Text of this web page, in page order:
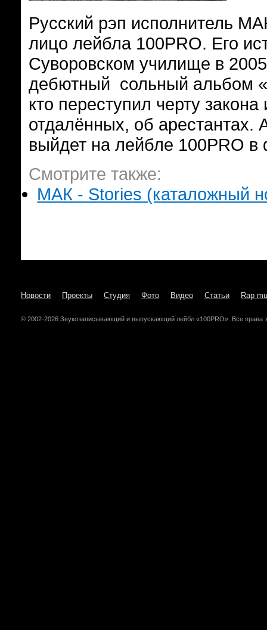
Русский рэп исполнитель
лицо лейбла 100PRO. Его
Суворовском училище в
дебютный сольный альбом
кто переступил черту
отдалённых, об
выйдет на лейбле 100PRO в
Смотрите также:
МАК - Stories (каталожный
Новости Проекты Студия Фото Видео Статьи Rap
© 2002-2026 Звукозаписывающий и выпускающий лейбл «100PRO». Все